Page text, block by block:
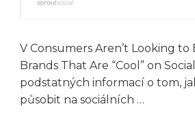
V Consumers Aren’t Looking to
Brands That Are “Cool” on
podstatných informací o tom,
působit na sociálních …